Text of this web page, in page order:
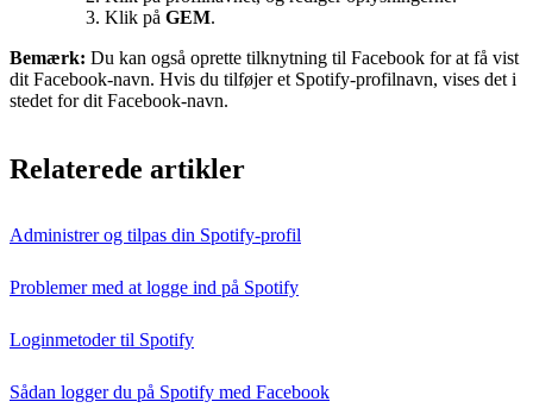
Klik på GEM.
Bemærk: Du kan også oprette tilknytning til Facebook for at få vist
dit Facebook-navn. Hvis du tilføjer et Spotify-profilnavn, vises det i
stedet for dit Facebook-navn.
Relaterede artikler
Administrer og tilpas din Spotify-profil
Problemer med at logge ind på Spotify
Loginmetoder til Spotify
Sådan logger du på Spotify med Facebook